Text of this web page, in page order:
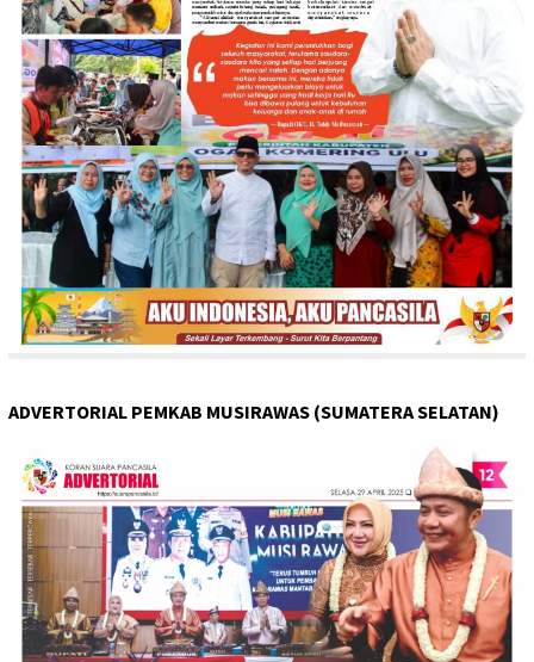
ADVERTORIAL PEMKAB MUSIRAWAS (SUMATERA SELATAN)